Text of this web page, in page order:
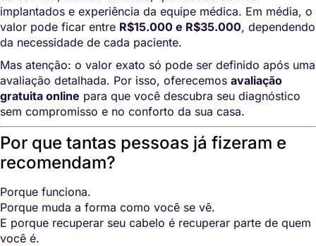
implantados e experiência da equipe médica. Em média, o
valor pode ficar entre R$15.000 e R$35.000, dependendo
da necessidade de cada paciente.
Mas atenção: o valor exato só pode ser definido após uma
avaliação detalhada. Por isso, oferecemos avaliação
gratuita online para que você descubra seu diagnóstico
sem compromisso e no conforto da sua casa.
Por que tantas pessoas já fizeram e
recomendam?
Porque funciona.
Porque muda a forma como você se vê.
E porque recuperar seu cabelo é recuperar parte de quem
você é.